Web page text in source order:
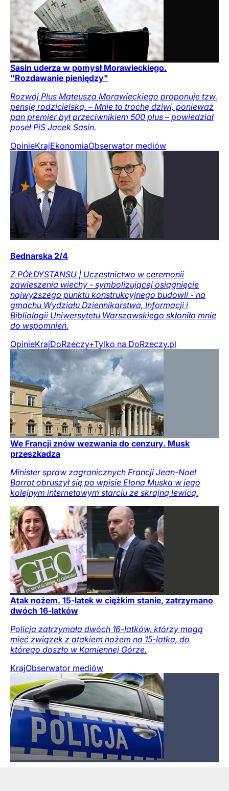
Sasin uderza w pomysł Morawieckiego.
"Rozdawanie pieniędzy"
Rozwój Plus Mateusza Morawieckiego proponuje tzw.
pensję rodzicielską. – Mnie to trochę dziwi, ponieważ
pan premier był przeciwnikiem 500 plus – powiedział
poseł PiS Jacek Sasin.
OpinieKrajEkonomiaObserwator mediów
Bednarska 2/4
Z PÓŁDYSTANSU | Uczestnictwo w ceremonii
zawieszenia wiechy - symbolizującej osiągnięcie
najwyższego punktu konstrukcyjnego budowli - na
gmachu Wydziału Dziennikarstwa, Informacji i
Bibliologii Uniwersytetu Warszawskiego skłoniło mnie
do wspomnień.
OpinieKrajDoRzeczy+Tylko na DoRzeczy.pl
We Francji znów wezwania do cenzury. Musk
przeszkadza
Minister spraw zagranicznych Francji Jean-Noel
Barrot obruszył się po wpisie Elona Muska w jego
kolejnym internetowym starciu ze skrajną lewicą.
Atak nożem. 15-latek w ciężkim stanie, zatrzymano
dwóch 16-latków
Policja zatrzymała dwóch 16-latków, którzy mogą
mieć związek z atakiem nożem na 15-latka, do
którego doszło w Kamiennej Górze.
KrajObserwator mediów